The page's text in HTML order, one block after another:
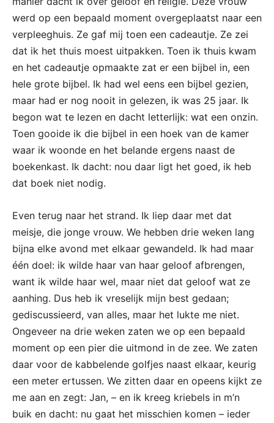
werd op een bepaald moment overgeplaatst naar een
verpleeghuis. Ze gaf mij toen een cadeautje. Ze zei
dat ik het thuis moest uitpakken. Toen ik thuis kwam
en het cadeautje opmaakte zat er een bijbel in, een
hele grote bijbel. Ik had wel eens een bijbel gezien,
maar had er nog nooit in gelezen, ik was 25 jaar. Ik
begon wat te lezen en dacht letterlijk: wat een onzin.
Toen gooide ik die bijbel in een hoek van de kamer
waar ik woonde en het belande ergens naast de
boekenkast. Ik dacht: nou daar ligt het goed, ik heb
dat boek niet nodig.
Even terug naar het strand. Ik liep daar met dat
meisje, die jonge vrouw. We hebben drie weken lang
bijna elke avond met elkaar gewandeld. Ik had maar
één doel: ik wilde haar van haar geloof afbrengen,
want ik wilde haar wel, maar niet dat geloof wat ze
aanhing. Dus heb ik vreselijk mijn best gedaan;
gediscussieerd, van alles, maar het lukte me niet.
Ongeveer na drie weken zaten we op een bepaald
moment op een pier die uitmond in de zee. We zaten
daar voor de kabbelende golfjes naast elkaar, keurig
een meter ertussen. We zitten daar en opeens kijkt ze
me aan en zegt: Jan, – en ik kreeg kriebels in m’n
buik en dacht: nu gaat het misschien komen – ieder